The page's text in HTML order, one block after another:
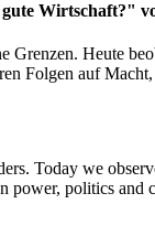
Wirtschaft?"
Grenzen. Heute
Folgen auf
Today we
power, politics